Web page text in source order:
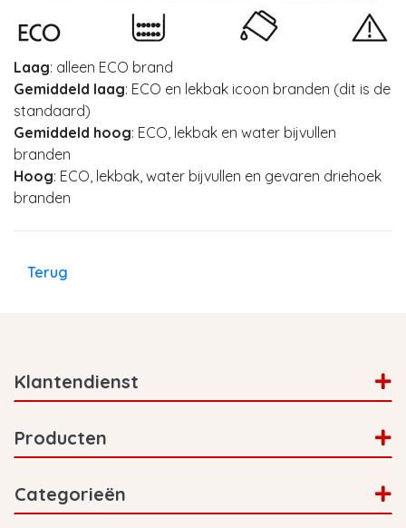
Laag: alleen ECO brand
Gemiddeld laag: ECO en lekbak icoon branden (dit is de
standaard)
Gemiddeld hoog: ECO, lekbak en water bijvullen
branden
Hoog: ECO, lekbak, water bijvullen en gevaren driehoek
branden
Terug
Klantendienst
Producten
Categorieën